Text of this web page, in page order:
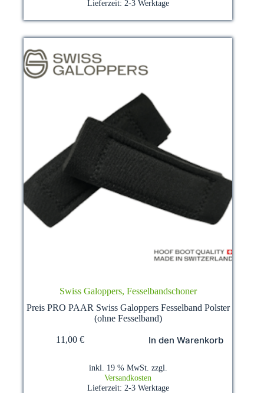
können
auf
Produktseite
gewählt
werden
Lieferzeit: 2-3 Werktage
Swiss Galoppers, Fesselbandschoner
Preis PRO PAAR Swiss Galoppers Fesselband Polster
(ohne Fesselband)
11,00 € In den Warenkorb
inkl. 19 % MwSt. zzgl.
Versandkosten
Lieferzeit: 2-3 Werktage